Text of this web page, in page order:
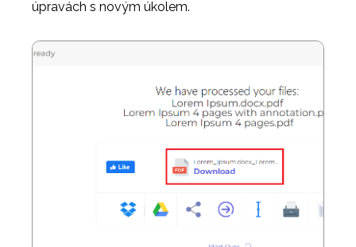
úpravách s novým úkolem.